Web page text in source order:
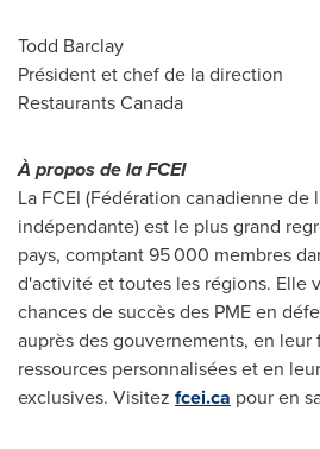
Todd Barclay
Président et chef de la direction
RestaurantsCanada
À propos de la FCEI
La FCEI (Fédération canadienne de
indépendante) est le plus grand
pays, comptant 95 000 membres
d'activité et toutes les régions. Elle
chances de succès des PME en
auprès des gouvernements, en leur
ressources personnalisées et en
exclusives. Visitez fcei.ca pour en